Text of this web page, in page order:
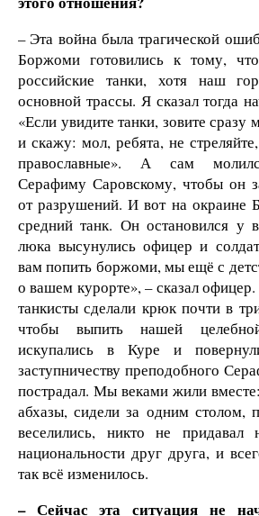
– Эта война была трагической
Боржоми готовились к тому,
российские танки, хотя наш
основной трассы. Я сказал тогда
«Если увидите танки, зовите
и скажу: мол, ребята, не
православные». А сам
Серафиму Саровскому, чтобы он
от разрушений. И вот на окраине
средний танк. Он остановился у
люка высунулись офицер и
вам попить боржоми, мы ещё с
о вашем курорте», – сказал офицер.
танкисты сделали крюк почти в
чтобы выпить нашей
искупались в Куре и
заступничеству преподобного
пострадал. Мы веками жили
абхазы, сидели за одним столом,
веселились, никто не придавал
национальности друг друга, и
так всё изменилось.
– Сейчас эта ситуация не